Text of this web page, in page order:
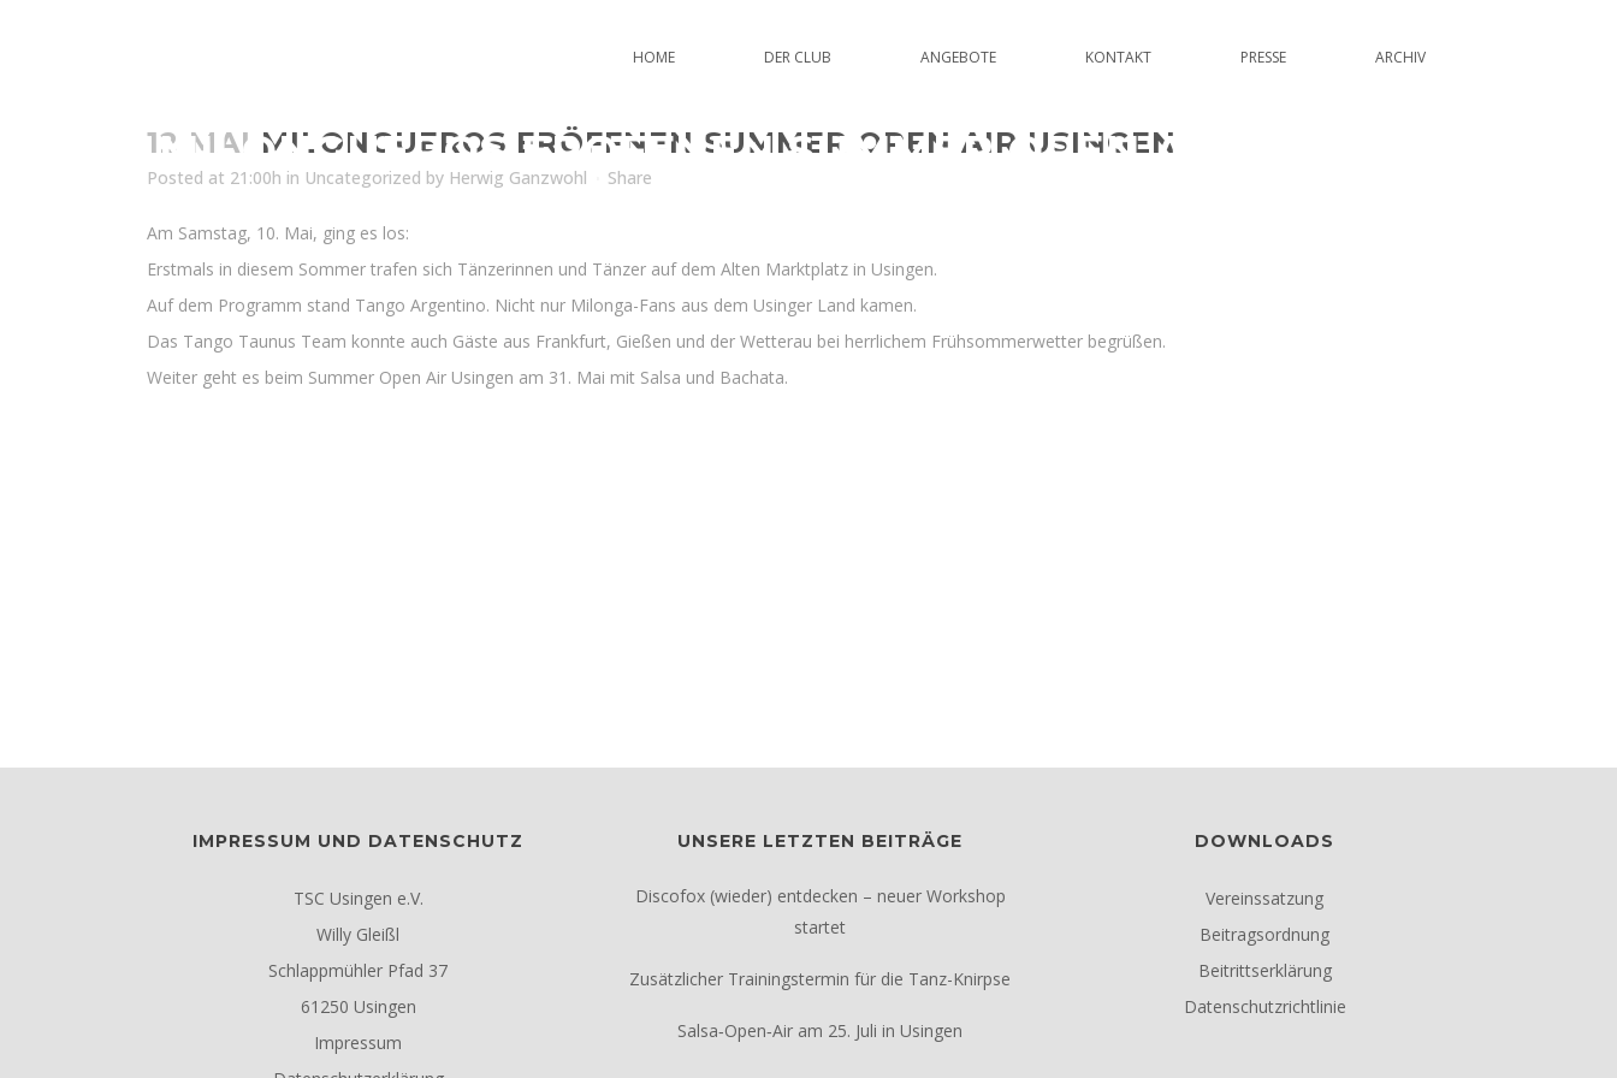
HOME DER CLUB ANGEBOTE KONTAKT PRESSE ARCHIV
MILONGUEROS ERÖFFNEN SUMMER OPEN AIR USINGEN
12 MAI MILONGUEROS ERÖFFNEN SUMMER OPEN AIR USINGEN
Posted at 21:00h in Uncategorized by Herwig Ganzwohl Share
Am Samstag, 10. Mai, ging es los:
Erstmals in diesem Sommer trafen sich Tänzerinnen und Tänzer auf dem Alten Marktplatz in Usingen.
Auf dem Programm stand Tango Argentino. Nicht nur Milonga-Fans aus dem Usinger Land kamen.
Das Tango Taunus Team konnte auch Gäste aus Frankfurt, Gießen und der Wetterau bei herrlichem Frühsommerwetter begrüßen.
Weiter geht es beim Summer Open Air Usingen am 31. Mai mit Salsa und Bachata.
IMPRESSUM UND DATENSCHUTZ
TSC Usingen e.V.
Willy Gleißl
Schlappmühler Pfad 37
61250 Usingen
Impressum
UNSERE LETZTEN BEITRÄGE
Discofox (wieder) entdecken – neuer Workshop
startet
Zusätzlicher Trainingstermin für die Tanz-Knirpse
Salsa‑Open‑Air am 25. Juli in Usingen
DOWNLOADS
Vereinssatzung
Beitragsordnung
Beitrittserklärung
Datenschutzrichtlinie